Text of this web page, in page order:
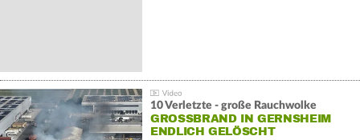
10 Verletzte - große Rauchwolke
GROSSBRAND IN GERNSHEIM E
NDLICH GELÖSCHT